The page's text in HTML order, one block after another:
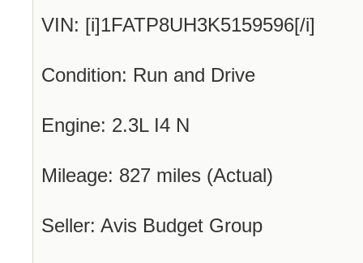
VIN: [i]1FATP8UH3K5159596[/i]
Condition: Run and Drive
Engine: 2.3L I4 N
Mileage: 827 miles (Actual)
Seller: Avis Budget Group